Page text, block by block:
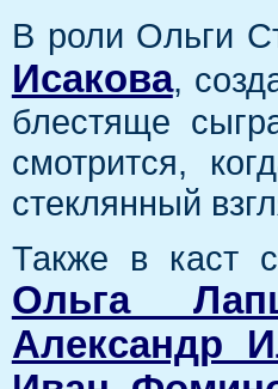
В роли Ольги
Исакова,
блестяще
смотрится,
стеклянный
Также в каст
Ольга
Александр